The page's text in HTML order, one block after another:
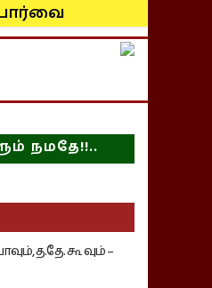
நமதே!!..
த.தே. கூ வும் –